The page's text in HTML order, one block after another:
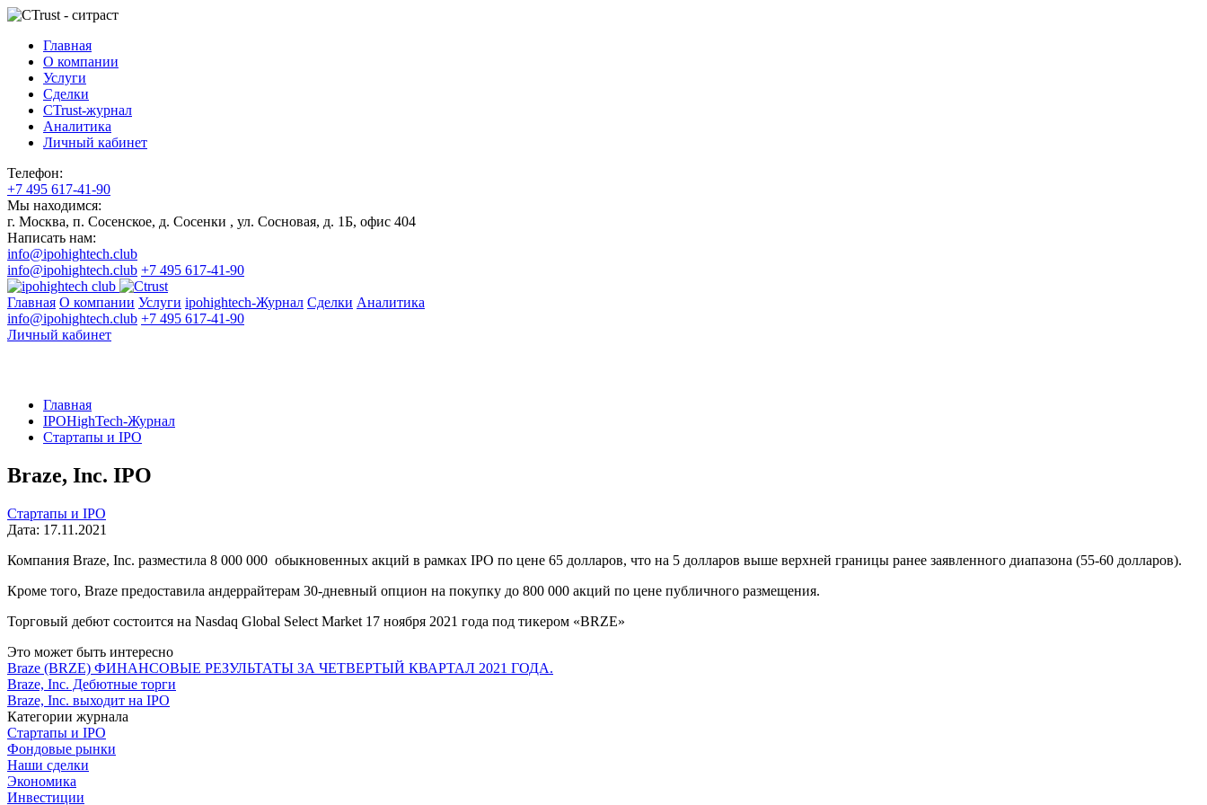
Главная
О компании
Услуги
Сделки
CTrust-журнал
Аналитика
Личный кабинет
Телефон:
+7 495 617-41-90
Мы находимся:
г. Москва, п. Сосенское, д. Сосенки , ул. Сосновая, д. 1Б, офис 404
Написать нам:
info@ipohightech.club
info@ipohightech.club +7 495 617-41-90
Главная О компании Услуги ipohightech-Журнал Сделки Аналитика
info@ipohightech.club +7 495 617-41-90
Личный кабинет
Главная
IPOHighTech-Журнал
Стартапы и IPO
Braze, Inc. IPO
Стартапы и IPO
Дата: 17.11.2021
Компания Braze, Inc. разместила 8 000 000 обыкновенных акций в рамках IPO по цене 65 долларов, что на 5 долларов выше верхней границы ранее заявленного диапазона (55-60 долларов).
Кроме того, Braze предоставила андеррайтерам 30-дневный опцион на покупку до 800 000 акций по цене публичного размещения.
Торговый дебют состоится на Nasdaq Global Select Market 17 ноября 2021 года под тикером «BRZE»
Это может быть интересно
Braze (BRZE) ФИНАНСОВЫЕ РЕЗУЛЬТАТЫ ЗА ЧЕТВЕРТЫЙ КВАРТАЛ 2021 ГОДА.
Braze, Inc. Дебютные торги
Braze, Inc. выходит на IPO
Категории журнала
Стартапы и IPO
Фондовые рынки
Наши сделки
Экономика
Инвестиции